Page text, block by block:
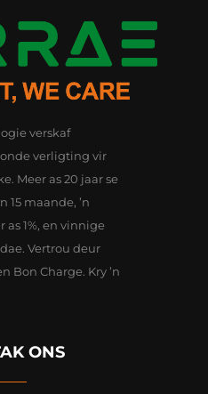
verskaf
verligting vir
Meer as 20 jaar se
15 maande, ’n
1%, en vinnige
Vertrou deur
Bon Charge. Kry ’n
ONS